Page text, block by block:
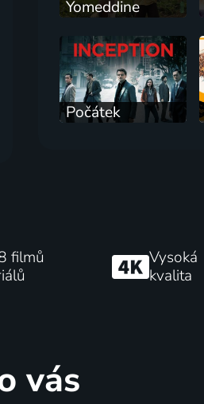
Yomeddine
Počátek
filmů
Vysoká
kvalita
vás